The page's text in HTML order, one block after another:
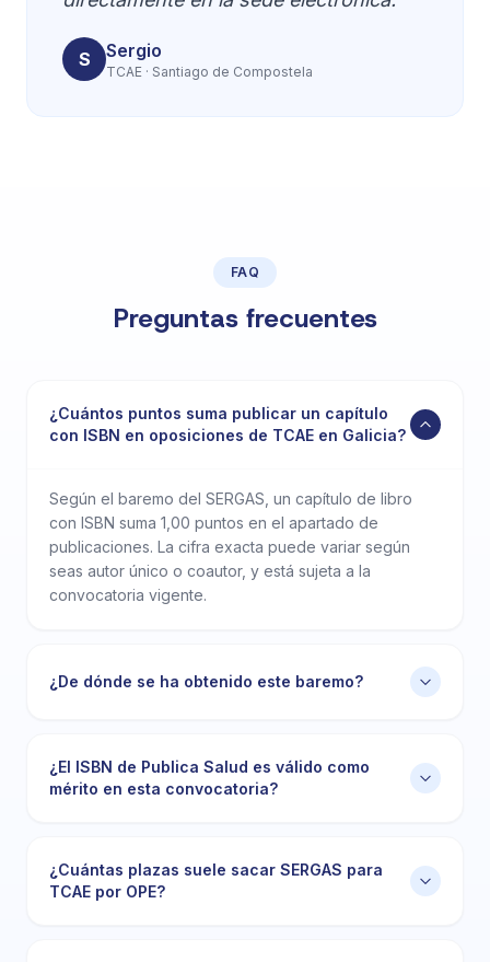
S Sergio
TCAE · Santiago de Compostela
FAQ
Preguntas frecuentes
¿Cuántos puntos suma publicar un capítulo
con ISBN en oposiciones de TCAE en Galicia?
Según el baremo del SERGAS, un capítulo de libro
con ISBN suma 1,00 puntos en el apartado de
publicaciones. La cifra exacta puede variar según
seas autor único o coautor, y está sujeta a la
convocatoria vigente.
¿De dónde se ha obtenido este baremo?
¿El ISBN de Publica Salud es válido como
mérito en esta convocatoria?
¿Cuántas plazas suele sacar SERGAS para
TCAE por OPE?